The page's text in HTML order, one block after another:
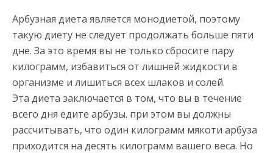
Арбузная диета является монодиетой, поэтому
такую диету не следует продолжать больше пяти
дне. За это время вы не только сбросите пару
килограмм, избавиться от лишней жидкости в
организме и лишиться всех шлаков и солей.
Эта диета заключается в том, что вы в течение
всего дня едите арбузы. при этом вы должны
рассчитывать, что один килограмм мякоти арбуза
приходится на десять килограмм вашего веса. Но